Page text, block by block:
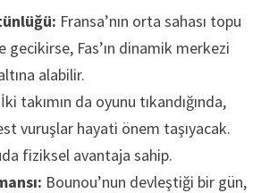
Fransa’nın orta sahası topu
Fas’ın dinamik merkezi
alabilir.
İki takımın da oyunu tıkandığında,
vuruşlar hayati önem taşıyacak.
fiziksel avantaja sahip.
Bounou’nun devleştiği bir gün,